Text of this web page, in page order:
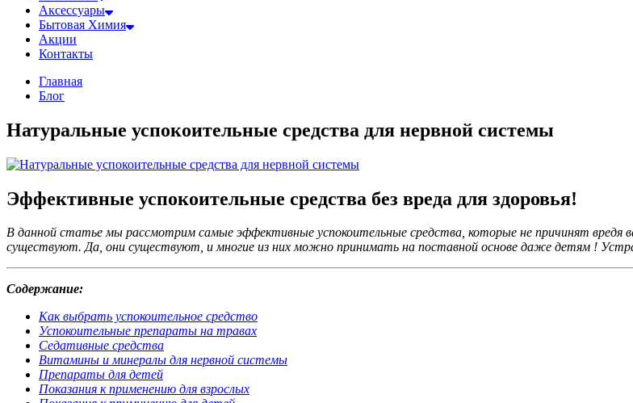
Аксессуары
Бытовая Химия
Акции
Контакты
Главная
Блог
Натуральные успокоительные средства для нервной системы
Эффективные успокоительные средства без вреда для здоровья!
В данной статье мы рассмотрим самые эффективные успокоительные средства, которые не причинят
существуют. Да, они существуют, и многие из них можно принимать на поставной основе даже детям !
Содержание:
Как выбрать успокоительное средство
Успокоительные препараты на травах
Седативные средства
Витамины и минералы для нервной системы
Препараты для детей
Показания к применению для взрослых